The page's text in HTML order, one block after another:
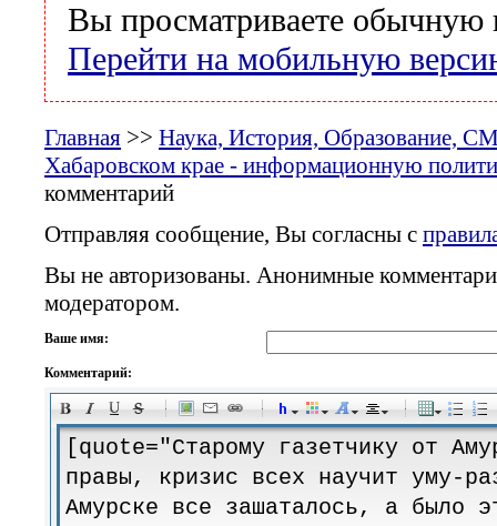
Вы просматриваете обычную
Перейти на мобильную
Главная >> Наука, История, Образование,
Хабаровском крае - информационную
комментарий
Отправляя сообщение, Вы согласны с
Вы не авторизованы. Анонимные
модератором.
Ваше имя:
Комментарий:
-
-
-
-
-
-
-
-
-
-